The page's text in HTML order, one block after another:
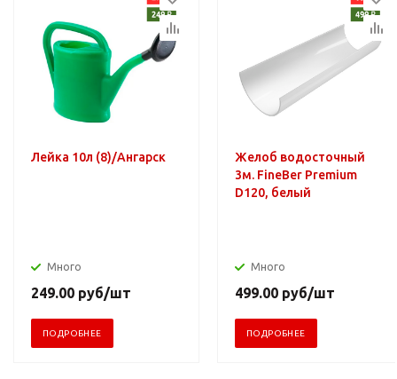
Лейка 10л (8)/Ангарск
Много
249.00 руб/шт
ПОДРОБНЕЕ
Желоб водосточный
3м. FineBer Premium
D120, белый
Много
499.00 руб/шт
ПОДРОБНЕЕ